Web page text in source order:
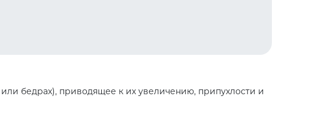
бедрах), приводящее к их увеличению, припухлости и